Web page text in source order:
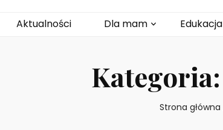
Aktualności Dla mam Edukacja
Kategoria:
Strona główna